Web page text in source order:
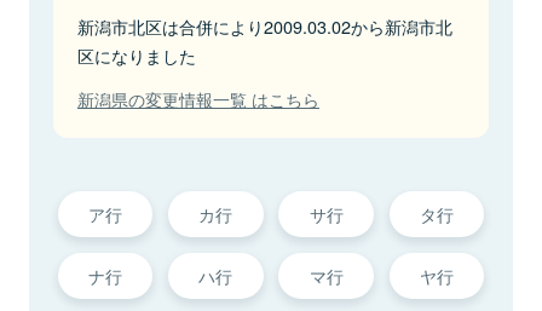
新潟市北区は合併により2009.03.02から新潟市北
区になりました
新潟県の変更情報一覧 はこちら
ア行 カ行 サ行 タ行
ナ行 ハ行 マ行 ヤ行